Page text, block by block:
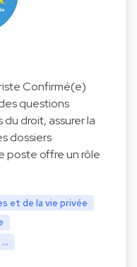
Confirmé(e)
questions
droit, assurer la
dossiers
poste offre un rôle
et de la vie privée
...